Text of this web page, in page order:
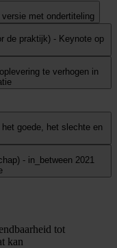
met ondertiteling
de praktijk) - Keynote op
te verhogen in
goede, het slechte en
- in_between 2021
tot
kan